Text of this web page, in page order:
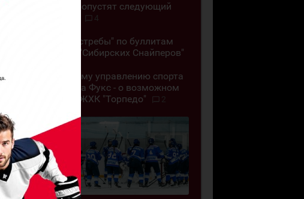
"Челны" пропустят следующий
4
"Омские Ястребы" по буллитам
обыграли "Сибирских Снайперов"
"Позор всему управлению спорта
ВКО". Алёна Фукс - о возможном
закрытии ЖХК "Торпедо"
2